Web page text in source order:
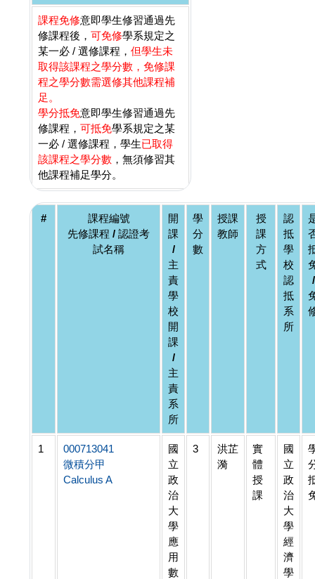
課程免修意即學生修習通過先
修課程後， 可免修學系規定之
某一必 / 選修課程， 但學生未
取得該課程之學分數，免修課
程之學分數需選修其他課程補
足。
學分抵免意即學生修習通過先
修課程， 可抵免學系規定之某
一必 / 選修課程，學生已取得
該課程之學分數 ，無須修習其
他課程補足學分。
#
課程編號
先修課程 / 認證考
試名稱
開
課
/
主
責
學
校
開
課
/
主
責
系
所
學
分
數
授課
教師
授
課
方
式
認
抵
學
校
認
抵
系
所
/
1
000713041
微積分甲
Calculus A
國
立
政
治
大
學
應
用
數
3
洪芷
漪
實
體
授
課
國
立
政
治
大
學
經
濟
學